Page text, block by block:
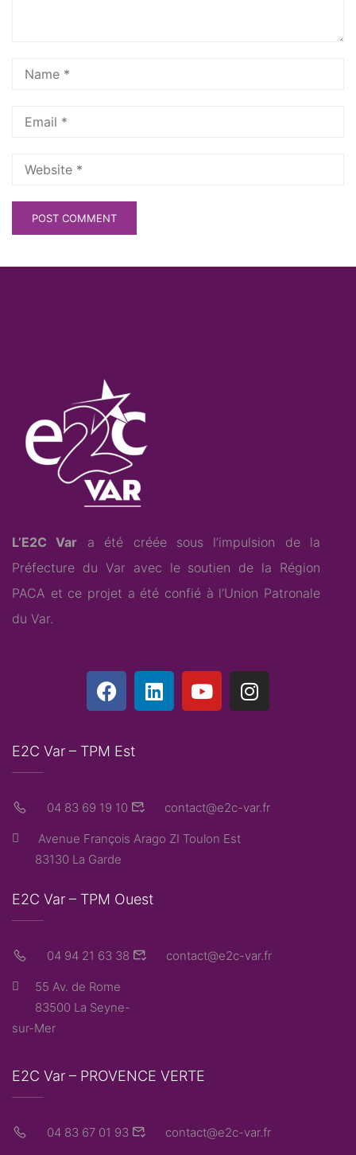
L’E2C Var a été créée sous l’impulsion de la
Préfecture du Var avec le soutien de la Région
PACA et ce projet a été confié à l’Union Patronale
du Var.
E2C Var – TPM Est
04 83 69 19 10 contact@e2c-var.fr
Avenue François Arago ZI Toulon Est
83130 La Garde
E2C Var – TPM Ouest
04 94 21 63 38 contact@e2c-var.fr
55 Av. de Rome
83500 La Seyne-
sur-Mer
E2C Var – PROVENCE VERTE
04 83 67 01 93 contact@e2c-var.fr